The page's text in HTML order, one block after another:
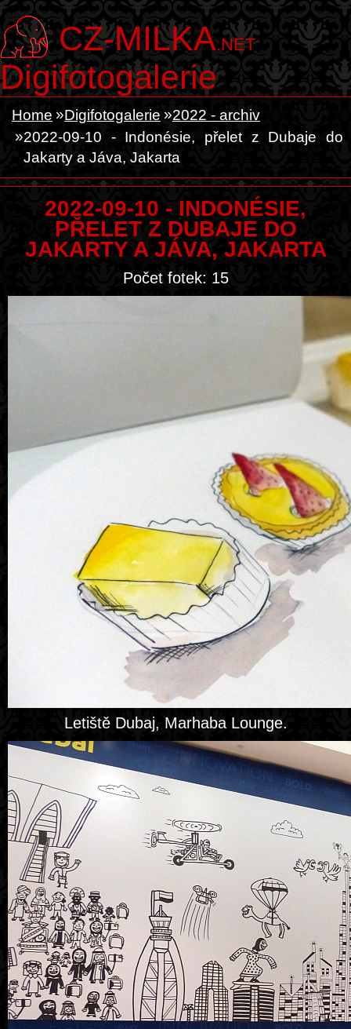
CZ-MILKA.NET
Digifotogalerie
Home Digifotogalerie
2022 - archiv
2022-09-10 - Indonésie, přelet z Dubaje do
Jakarty a Jáva, Jakarta
2022-09-10 - INDONÉSIE,
PŘELET Z DUBAJE DO
JAKARTY A JÁVA, JAKARTA
Počet fotek: 15
Letiště Dubaj, Marhaba Lounge.